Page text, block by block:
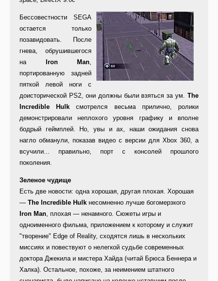
Бессовестности SEGA
остается только
позавидовать. После
гнева, обрушившегося
на
Iron Man,
портированную задней
пяткой левой ноги с
доисторической PS2, они должны были взяться за ум. The
Incredible Hulk смотрелся весьма прилично, ролики
демонстрировали неплохого уровня графику и вполне
бодрый геймплей. Но, увы и ах, наши ожидания снова
нагло обманули, показав видео с версии для Xbox 360, а
всучили... правильно, порт с консолей прошлого
поколения.
Зеленое чудище
Есть две новости: одна хорошая, другая плохая. Хорошая
— The Incredible Hulk несомненно лучше богомерзкого
Iron Man, плохая — ненамного. Сюжеты игры и
одноименного фильма, приложением к которому и служит
"творение" Edge of Reality, сходятся лишь в нескольких
миссиях и повествуют о нелегкой судьбе современных
доктора Джекила и мистера Хайда (читай Брюса Беннера и
Халка). Остальное, похоже, за неимением штатного